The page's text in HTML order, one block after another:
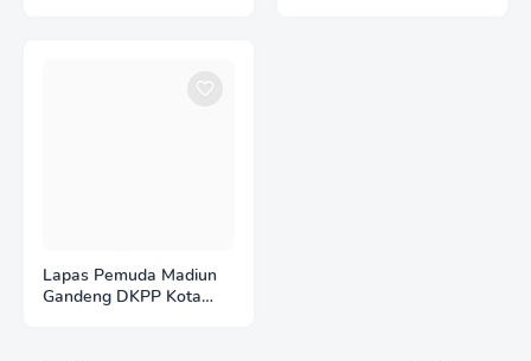
Lapas Pemuda Madiun
Gandeng DKPP Kota